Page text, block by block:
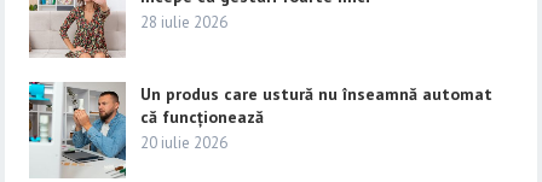
28 iulie 2026
Un produs care ustură nu înseamnă automat
că funcționează
20 iulie 2026